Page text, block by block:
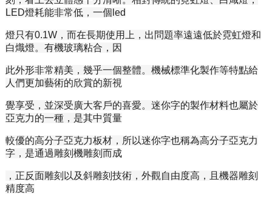
LED燈耗能非常低，一個led
燈只有0.1W，而在長期使用上，出問題率遠遠低於霓虹燈和
白熾燈。 有機玻璃粘合，因
此外形非常精美，幾乎一個整體。機械標準化製作等特點給
人們更加藝術的欣賞的新視
覺享受，並深受廣大客戶的喜愛。 迷你字的製作材料也屬於
亞克力的一種，是其中質量
較優的高分子亞克力板材，所以迷你字也稱為高分子亞克力
字，是通過雕刻機雕刻而成
，正反面雕刻以及斜雕刻技術， 外觀自由度高，且機器雕刻
精度高